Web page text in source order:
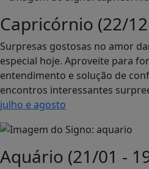
Capricórnio (22/
Surpresas gostosas no amor
especial hoje. Aproveite para
entendimento e solução de
encontros interessantes
julho e agosto
Aquário (21/01 -